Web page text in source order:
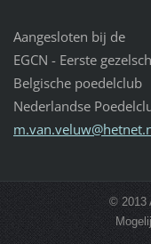
Aangesloten bij de
EGCN - Eerste
Belgische poedelclub
Nederlandse
m.van.veluw@hetn
© 2013